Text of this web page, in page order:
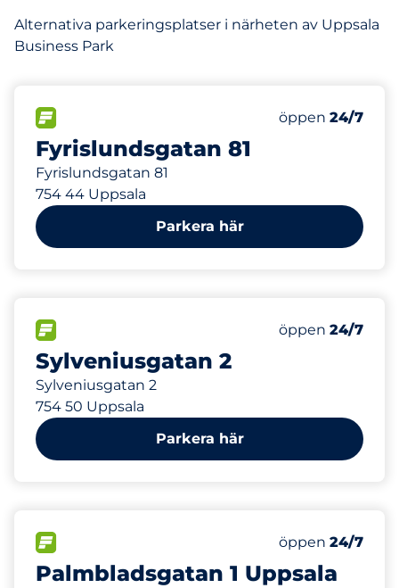
Alternativa parkeringsplatser i närheten av Uppsala
Business Park
Fyrislundsgatan 81
Fyrislundsgatan 81
754 44 Uppsala
Antal
Totalt antal
Torsdag&nbsp
öppen 24/7
471 m
Parkera här
Sylveniusgatan 2
Sylveniusgatan 2
754 50 Uppsala
Antal
Totalt antal
Torsdag&nbsp
öppen 24/7
715 m
Parkera här
Palmbladsgatan 1 Uppsala
Antal
Totalt antal
Torsdag&nbsp
öppen 24/7
780 m